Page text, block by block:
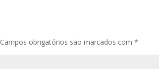
Campos obrigatórios são marcados com*